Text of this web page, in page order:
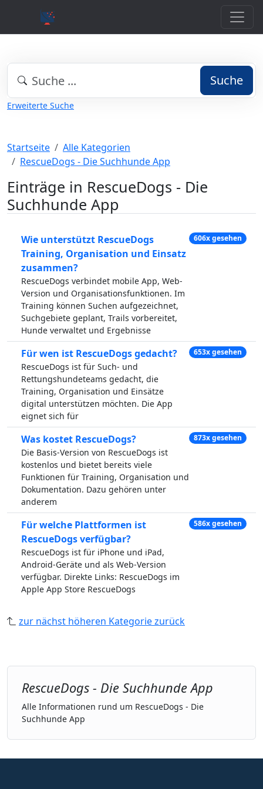
Suche
Erweiterte Suche
Startseite
Alle Kategorien
RescueDogs - Die Suchhunde App
Einträge in RescueDogs - Die
Suchhunde App
Wie unterstützt RescueDogs
Training, Organisation und Einsatz
zusammen?
RescueDogs verbindet mobile App, Web-
Version und Organisationsfunktionen. Im
Training können Suchen aufgezeichnet,
Suchgebiete geplant, Trails vorbereitet,
Hunde verwaltet und Ergebnisse
606x gesehen
Für wen ist RescueDogs gedacht?
RescueDogs ist für Such- und
Rettungshundeteams gedacht, die
Training, Organisation und Einsätze
digital unterstützen möchten. Die App
eignet sich für
653x gesehen
Was kostet RescueDogs?
Die Basis-Version von RescueDogs ist
kostenlos und bietet bereits viele
Funktionen für Training, Organisation und
Dokumentation. Dazu gehören unter
anderem
873x gesehen
Für welche Plattformen ist
RescueDogs verfügbar?
RescueDogs ist für iPhone und iPad,
Android-Geräte und als Web-Version
verfügbar. Direkte Links: RescueDogs im
Apple App Store RescueDogs
586x gesehen
zur nächst höheren Kategorie zurück
RescueDogs - Die Suchhunde App
Alle Informationen rund um RescueDogs - Die
Suchhunde App